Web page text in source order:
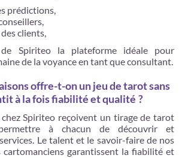
prédictions,
clients,
Spiriteo la plateforme idéale pour
de la voyance en tant que consultant.
offre-t-on un jeu de tarot sans
à la fois fiabilité et qualité ?
Spiriteo reçoivent un tirage de tarot
à chacun de découvrir et
Le talent et le savoir-faire de nos
cartomanciens garantissent la fiabilité et